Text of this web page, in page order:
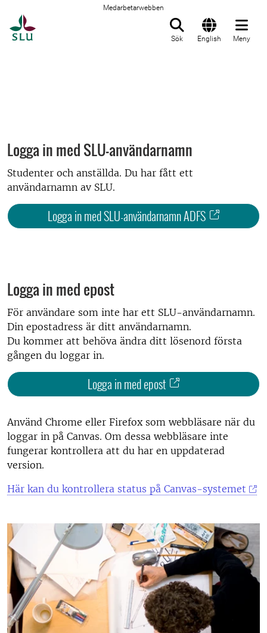
Medarbetarwebben
Sök English Meny
Logga in med SLU-användarnamn
Studenter och anställda. Du har fått ett
användarnamn av SLU.
Logga in med SLU-användarnamn ADFS
Logga in med epost
För användare som inte har ett SLU-användarnamn.
Din epostadress är ditt användarnamn.
Du kommer att behöva ändra ditt lösenord första
gången du loggar in.
Logga in med epost
Använd Chrome eller Firefox som webbläsare när du
loggar in på Canvas. Om dessa webbläsare inte
fungerar kontrollera att du har en uppdaterad
version.
Här kan du kontrollera status på Canvas-systemet